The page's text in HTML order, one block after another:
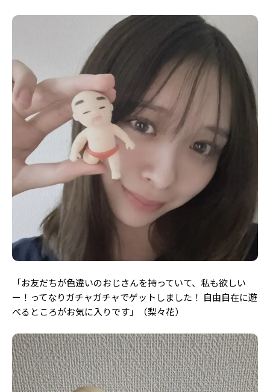
「お友だちが色違いのおじさんを持っていて、私も欲しい
ー！ってなりガチャガチャでゲットしました！ 自由自在に遊
べるところがお気に入りです」（梨々花）